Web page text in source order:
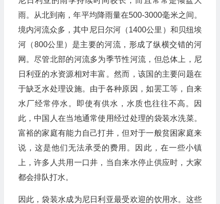
雨。从北到南，年平均降雨量在500-3000毫米之间。
境内河流众多，其中尼日尔河（1400公里）和贝纽埃
河（800公里）是主要的河流，形成了纵横交错的河
网。尽管北部的河流多为季节性河流，但总体上，尼
日利亚的水资源相对丰富。然而，该国的主要问题在
于缺乏水处理设施。由于各种原因，如罢工等，自来
水厂经常停水。即使有供水，水质也往往不高。因
此，中国人在当地通常使用经过处理的袋装水洗菜。
富裕的家庭有能力自己打井，但对于一般贫困家庭来
说，这是他们无法承受的费用。因此，在一些小镇
上，许多人共用一口井，当自来水停止供应时，大家
都会排队打水。
因此，袋装水成为尼日利亚最受欢迎的饮用水。这些